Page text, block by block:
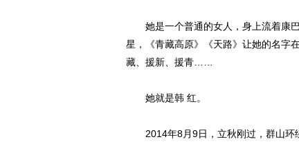
她是一个普通的女人，身上流着康巴
星，《青藏高原》《天路》让她的名字
藏、援新、援青……
她就是韩 红。
2014年8月9日，立秋刚过，群山环